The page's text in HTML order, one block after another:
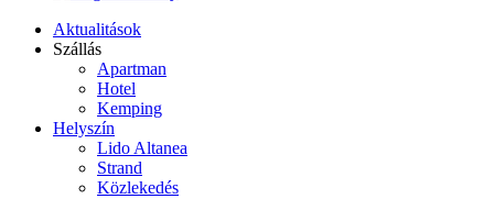
Aktualitások
Szállás
Apartman
Hotel
Kemping
Helyszín
Lido Altanea
Strand
Közlekedés